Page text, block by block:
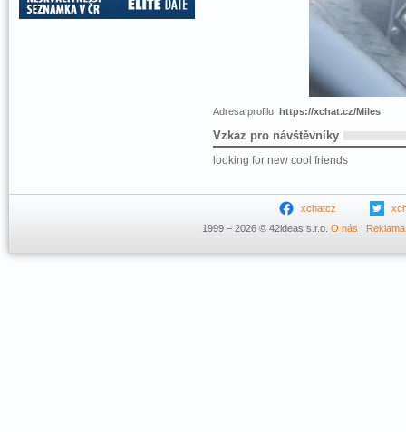
Adresa profilu: https://xchat.cz/Miles
Vzkaz pro návštěvníky
looking for new cool friends
xchatcz
1999 – 2026 © 42ideas s.r.o. O nás | Reklama